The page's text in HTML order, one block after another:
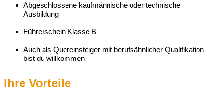
Abgeschlossene kaufmännische oder technische
Ausbildung
Führerschein Klasse B
Auch als Quereinsteiger mit berufsähnlicher Qualifikation
bist du willkommen
Ihre Vorteile